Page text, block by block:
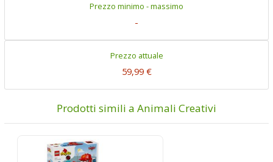
Prezzo minimo - massimo
-
Prezzo attuale
59,99 €
Prodotti simili a Animali Creativi